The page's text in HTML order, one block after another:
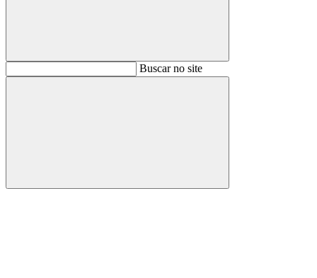
BuscarBuscar no site
Buscar